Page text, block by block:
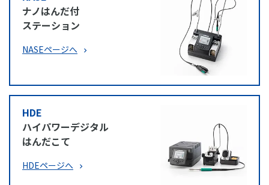
ナノはんだ付
ステーション
NASEページへ
HDE
ハイパワーデジタル
はんだこて
HDEページへ